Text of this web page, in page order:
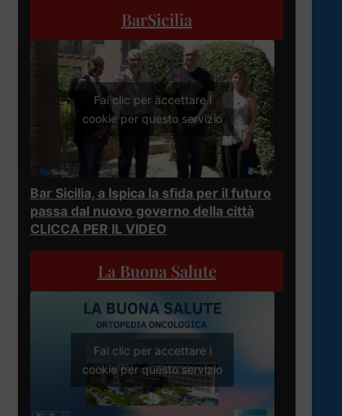
BarSicilia
Fai clic per accettare i
cookie per questo servizio
Bar Sicilia, a Ispica la sfida per il futuro
passa dal nuovo governo della città
CLICCA PER IL VIDEO
La Buona Salute
Fai clic per accettare i
cookie per questo servizio